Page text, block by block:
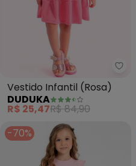
Vestido Infantil (Rosa)
DUDUKA
R$ 25,47R$ 84,90
-70%